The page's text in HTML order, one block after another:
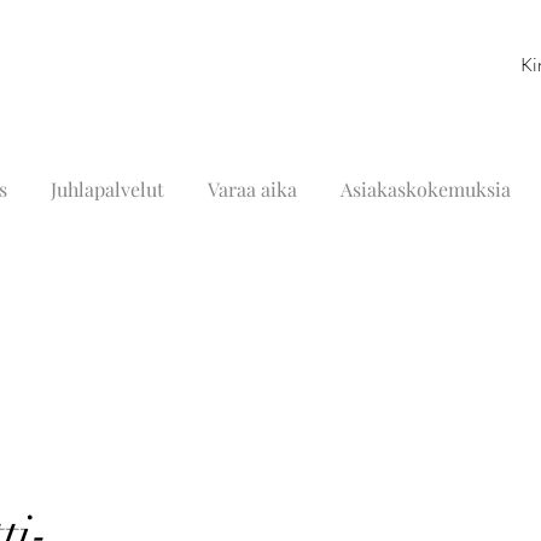
Juhlapalvelut Varaa aika Asiakaskokemuksia